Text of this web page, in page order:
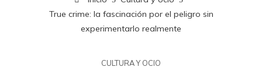
True crime: la fascinación por el peligro sin
experimentarlo realmente
CULTURA Y OCIO